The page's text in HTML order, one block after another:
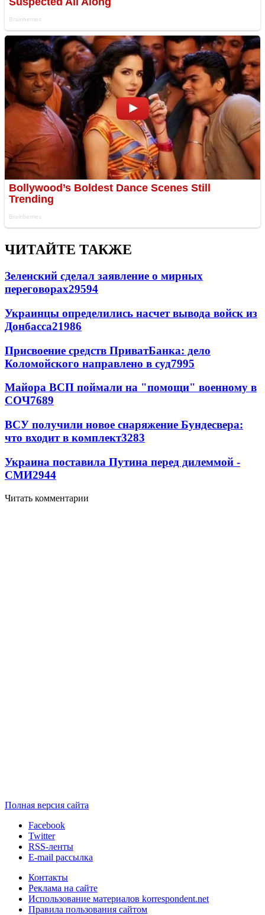
ЧИТАЙТЕ ТАКЖЕ
Зеленский сделал заявление о мирных
переговорах29594
Украинцы определились насчет вывода войск из
Донбасса21986
Присвоение средств ПриватБанка: дело
Коломойского направлено в суд7995
Майора ВСП поймали на "помощи" военному в
СОЧ7689
ВСУ получили новое снаряжение Бундесвера:
что входит в комплект3283
Украина поставила Путина перед дилеммой -
СМИ2944
Читать комментарии
Полная версия сайта
Facebook
Twitter
RSS-ленты
E-mail рассылка
Контакты
Реклама на сайте
Использование материалов korrespondent.net
Правила пользования сайтом